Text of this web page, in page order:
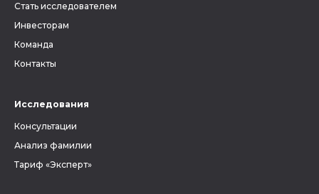
Стать исследователем
Инвесторам
Команда
Контакты
Исследования
Консультации
Анализ фамилии
Тариф «Эксперт»